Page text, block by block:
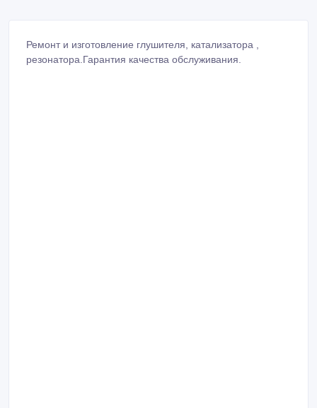
Ремонт и изготовление глушителя, катализатора ,
резонатора.Гарантия качества обслуживания.